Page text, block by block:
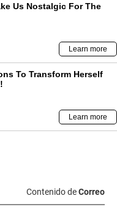
Contenido deCorreo